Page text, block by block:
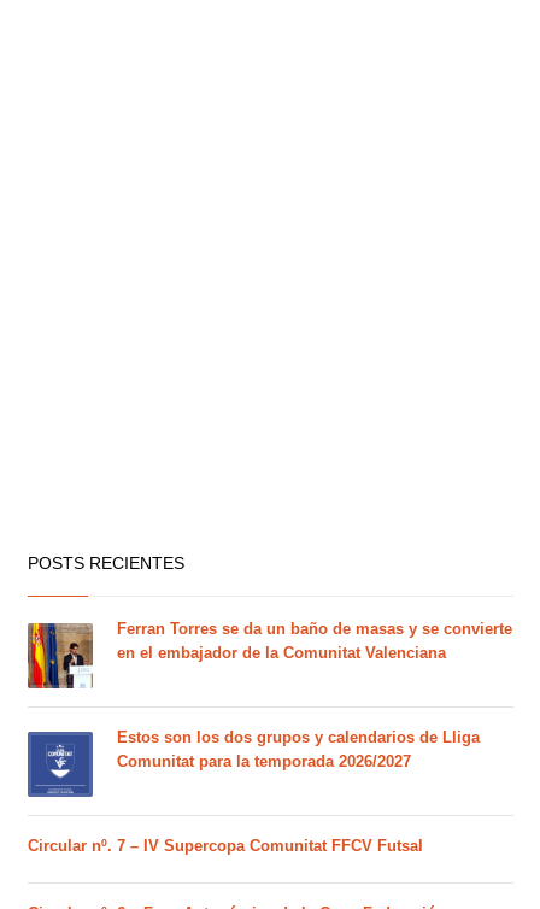
POSTS RECIENTES
Ferran Torres se da un baño de masas y se convierte
en el embajador de la Comunitat Valenciana
Estos son los dos grupos y calendarios de Lliga
Comunitat para la temporada 2026/2027
Circular nº. 7 – IV Supercopa Comunitat FFCV Futsal